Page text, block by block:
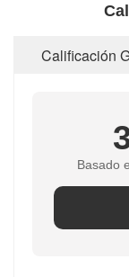
Calificación
Basado